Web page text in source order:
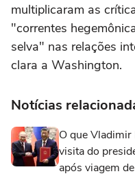
multiplicaram as
"correntes
selva" nas relações
clara a Washington.
Notícias
O que
visita do
após viagem